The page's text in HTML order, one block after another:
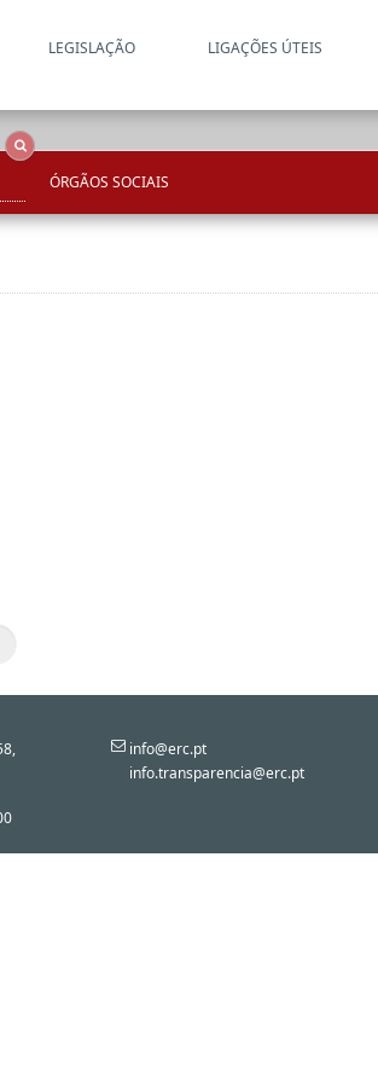
LEGISLAÇÃO LIGAÇÕES ÚTEIS
ÓRGÃOS SOCIAIS
info@erc.pt
info.transparencia@erc.pt